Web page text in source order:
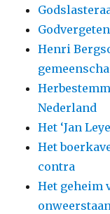
Henri
Nederland
Het ‘Jan
Het
contra
Het geheim